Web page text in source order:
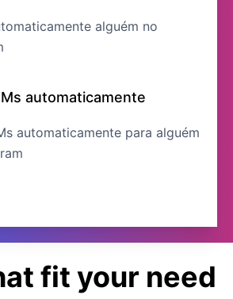
alguém no
automaticamente
automaticamente para alguém
fit your need